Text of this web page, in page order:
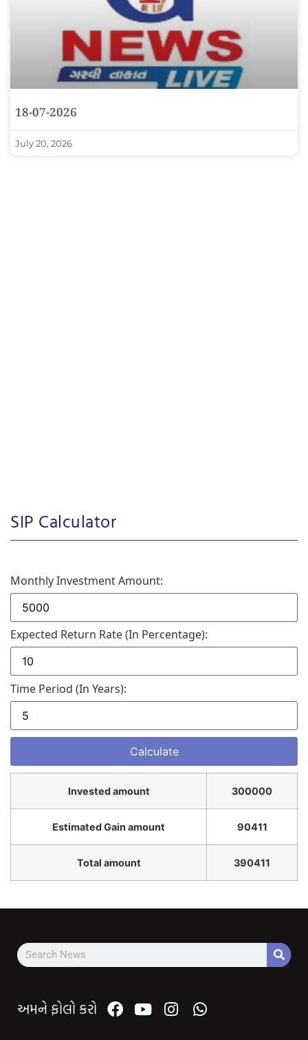
18-07-2026
July 20, 2026
SIP Calculator
Monthly Investment Amount:
Expected Return Rate (in Percentage):
Time Period (in Years):
Invested amount 300000
Estimated Gain amount 90411
Total amount 390411
અમને ફોલો કરો